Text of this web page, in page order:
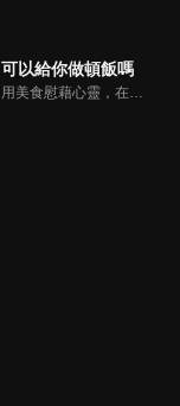
可以給你做頓飯嗎
用美食慰藉心靈，在飯桌上這個中國人最傳統的聊天場域打開素人物件心門；潛移默化地引出社會熱點話題，打造一檔有趣、有用、有意義的人文類真人秀。